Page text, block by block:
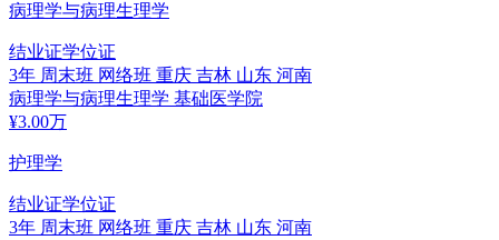
病理学与病理生理学
结业证学位证
3年 周末班 网络班 重庆 吉林 山东 河南
病理学与病理生理学 基础医学院
¥3.00万
护理学
结业证学位证
3年 周末班 网络班 重庆 吉林 山东 河南